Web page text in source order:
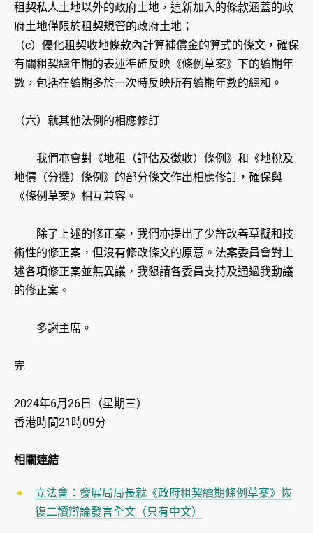
租契私人土地以外的政府土地，這新加入的條款涵蓋的政
府土地僅限於租契規管的政府土地；
（c）優化租契收地條款內計算補償金的算式的條文，確保
有關租契總年期的表述準確反映《條例草案》下的續期年
數，包括在續期多於一次時反映所有續期年數的總和。
（六）就其他法例的相應修訂
我們亦會對《地租（評估及徵收）條例》和《地稅及
地價（分攤）條例》的部分條文作出相應修訂，確保與
《條例草案》相互兼容。
除了上述的修正案，我們亦提出了少許改善草擬和技
術性的修正案，但沒有修改條文的原意。法案委員會對上
述各項修正案並無異議，我懇請各委員支持及通過我動議
的修正案。
多謝主席。
完
2024年6月26日（星期三）
香港時間21時09分
相關連結
立法會：發展局局長就《政府租契續期條例草案》恢
復二讀辯論發言全文（只有中文）